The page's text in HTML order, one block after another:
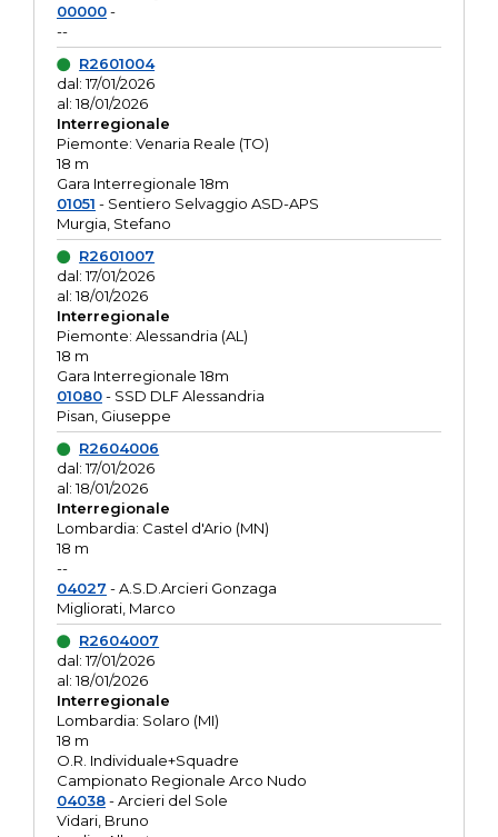
00000-
--
R2601004
dal: 17/01/2026
al: 18/01/2026
Interregionale
Piemonte: Venaria Reale (TO)
18 m
Gara Interregionale 18m
01051 - Sentiero Selvaggio ASD-APS
Murgia, Stefano
R2601007
dal: 17/01/2026
al: 18/01/2026
Interregionale
Piemonte: Alessandria (AL)
18 m
Gara Interregionale 18m
01080- SSD DLF Alessandria
Pisan, Giuseppe
R2604006
dal: 17/01/2026
al: 18/01/2026
Interregionale
Lombardia: Castel d'Ario (MN)
18 m
--
04027 - A.S.D.Arcieri Gonzaga
Migliorati, Marco
R2604007
dal: 17/01/2026
al: 18/01/2026
Interregionale
Lombardia: Solaro (MI)
18 m
O.R. Individuale+Squadre
Campionato Regionale Arco Nudo
04038- Arcieri del Sole
Vidari, Bruno